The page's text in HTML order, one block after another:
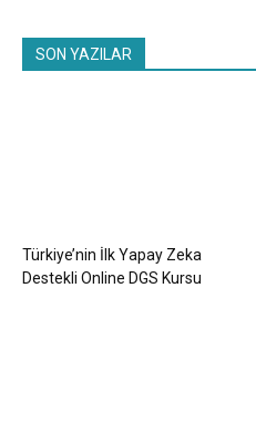
SON YAZILAR
Türkiye’nin İlk Yapay Zeka
Destekli Online DGS Kursu